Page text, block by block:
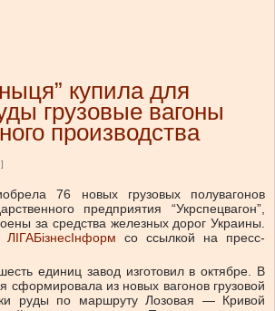
купила для
грузовые вагоны
производства
76 новых грузовых полувагонов
предприятия “Укрспецвагон”,
за средства железных дорог Украины.
ЛIГАБiзнесIнформ со ссылкой на пресс-
единиц завод изготовил в октябре. В
сформировала из новых вагонов грузовой
руды по маршруту Лозовая — Кривой